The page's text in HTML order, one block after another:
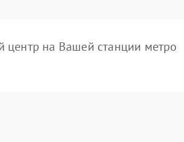
центр на Вашей станции метро